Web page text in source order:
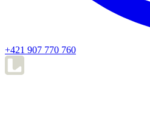
+421 907 770 760